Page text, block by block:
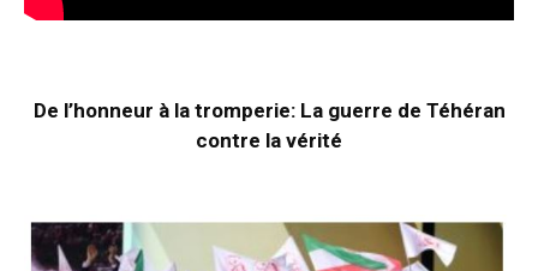
De l’honneur à la tromperie: La guerre de Téhéran
contre la vérité